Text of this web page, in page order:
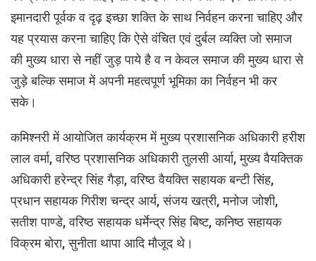
इमानदारी पूर्वक व दृढ़ इच्छा शक्ति के साथ निर्वहन करना चाहिए और
यह प्रयास करना चाहिए कि ऐसे वंचित एवं दुर्बल व्यक्ति जो समाज
की मुख्य धारा से नहीं जुड़ पाये है व न केवल समाज की मुख्य धारा से
जुड़े बल्कि समाज में अपनी महत्वपूर्ण भूमिका का निर्वहन भी कर
सके।
कमिश्नरी में आयोजित कार्यक्रम में मुख्य प्रशासनिक अधिकारी हरीश
लाल वर्मा, वरिष्ठ प्रशासनिक अधिकारी तुलसी आर्या, मुख्य वैयक्तिक
अधिकारी हरेन्द्र सिंह गैड़ा, वरिष्ठ वैयक्ति सहायक बन्टी सिंह,
प्रधान सहायक गिरीश चन्द्र आर्य, संजय खत्री, मनोज जोशी,
सतीश पाण्डे, वरिष्ठ सहायक धर्मेन्द्र सिंह बिष्ट, कनिष्ठ सहायक
विक्रम बोरा, सुनीता थापा आदि मौजूद थे।